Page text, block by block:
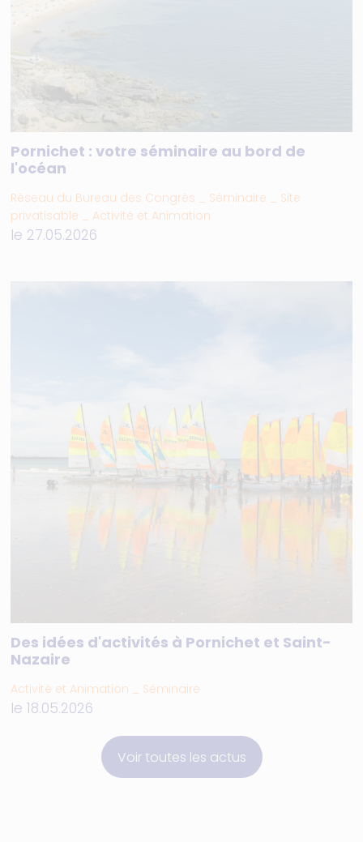
Pornichet : votre séminaire au bord de
l'océan
Réseau du Bureau des Congrès _ Séminaire _ Site
privatisable _ Activité et Animation
le 27.05.2026
Des idées d'activités à Pornichet et Saint-
Nazaire
Activité et Animation _ Séminaire
le 18.05.2026
Voir toutes les actus